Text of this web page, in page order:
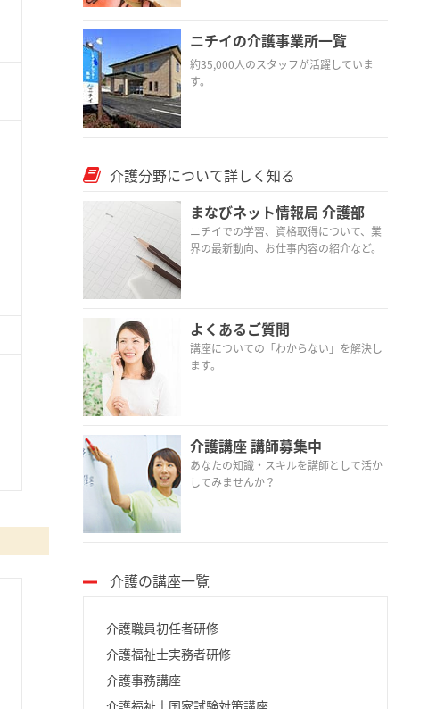
ニチイの介護事業所一覧
約35,000人のスタッフが活躍していま
す。
介護分野について詳しく知る
まなびネット情報局 介護部
ニチイでの学習、資格取得について、業
界の最新動向、お仕事内容の紹介など。
よくあるご質問
講座についての「わからない」を解決し
ます。
介護講座 講師募集中
あなたの知識・スキルを講師として活か
してみませんか？
介護の講座一覧
介護職員初任者研修
介護福祉士実務者研修
介護事務講座
介護福祉士国家試験対策講座